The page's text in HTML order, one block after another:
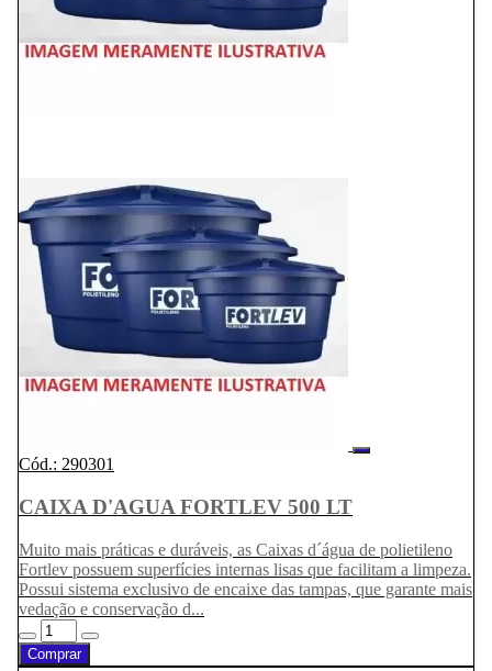
Cód.: 290301
CAIXA D'AGUA FORTLEV 500 LT
Muito mais práticas e duráveis, as Caixas d´água de polietileno
Fortlev possuem superfícies internas lisas que facilitam a limpeza.
Possui sistema exclusivo de encaixe das tampas, que garante mais
vedação e conservação d...
Comprar